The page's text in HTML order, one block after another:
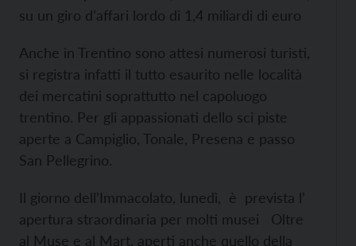
su un giro d’affari lordo di 1,4 miliardi di euro
Anche in Trentino sono attesi numerosi turisti,
si registra infatti il tutto esaurito nelle località
dei mercatini soprattutto nel capoluogo
trentino. Per gli appassionati dello sci piste
aperte a Campiglio, Tonale, Presena e passo
San Pellegrino.
Il giorno dell’Immacolato, lunedì, è prevista l’
apertura straordinaria per molti musei Oltre
al Muse e al Mart, aperti anche quello della